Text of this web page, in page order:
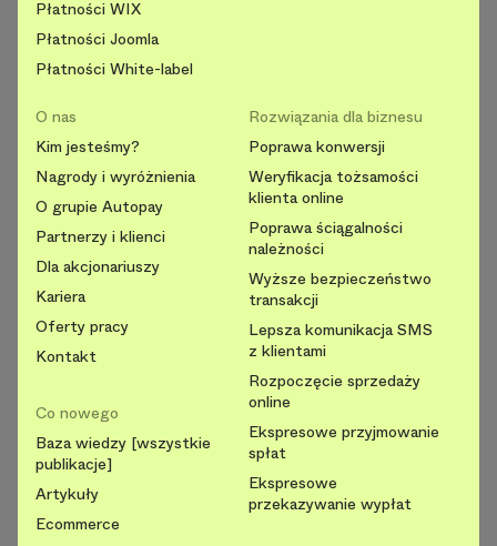
Płatności WIX
Płatności Joomla
Płatności White-label
O nas
Kim jesteśmy?
Nagrody i wyróżnienia
O grupie Autopay
Partnerzy i klienci
Dla akcjonariuszy
Kariera
Oferty pracy
Kontakt
Co nowego
Baza wiedzy [wszystkie
publikacje]
Artykuły
Ecommerce
Rozwiązania dla biznesu
Poprawa konwersji
Weryfikacja tożsamości
klienta online
Poprawa ściągalności
należności
Wyższe bezpieczeństwo
transakcji
Lepsza komunikacja SMS
z klientami
Rozpoczęcie sprzedaży
online
Ekspresowe przyjmowanie
spłat
Ekspresowe
przekazywanie wypłat